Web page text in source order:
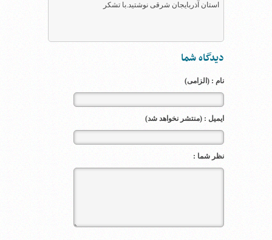
استان آذربایجان شرقی نوشتید.با تشکر
دیدگاه شما
نام : (الزامی)
ایمیل : (منتشر نخواهد شد)
نظر شما :